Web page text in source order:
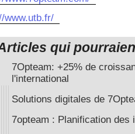
www.utb.fr/
qui
7Opteam: +25% de
l'international
Solutions digitales de
7opteam : Planification des